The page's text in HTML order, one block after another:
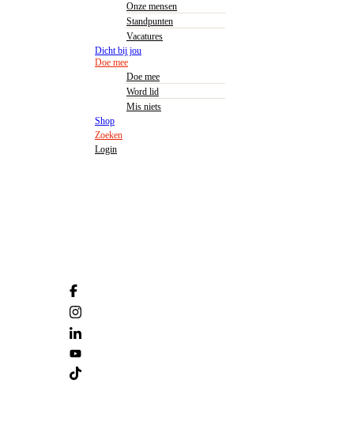
Onze mensen
Standpunten
Vacatures
Dicht bij jou
Doe mee
Doe mee
Word lid
Mis niets
Shop
Zoeken
Login